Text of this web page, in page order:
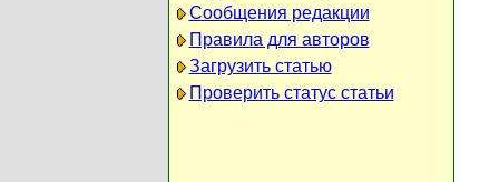
Сообщения редакции
Правила для авторов
Загрузить статью
Проверить статус статьи